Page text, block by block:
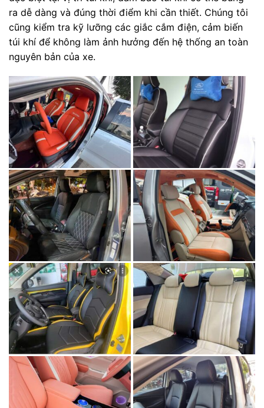
ra dễ dàng và đúng thời điểm khi cần thiết. Chúng tôi
cũng kiểm tra kỹ lưỡng các giắc cắm điện, cảm biến
túi khí để không làm ảnh hưởng đến hệ thống an toàn
nguyên bản của xe.